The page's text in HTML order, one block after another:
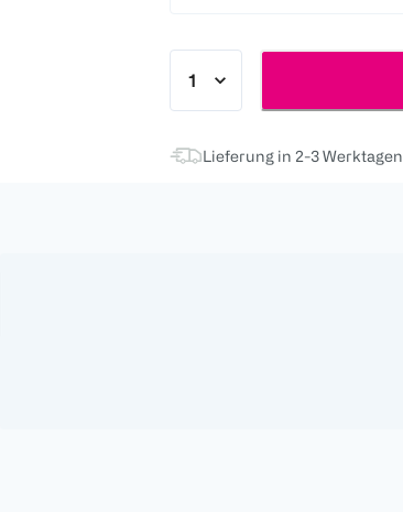
Lieferung in 2-3 Werktagen